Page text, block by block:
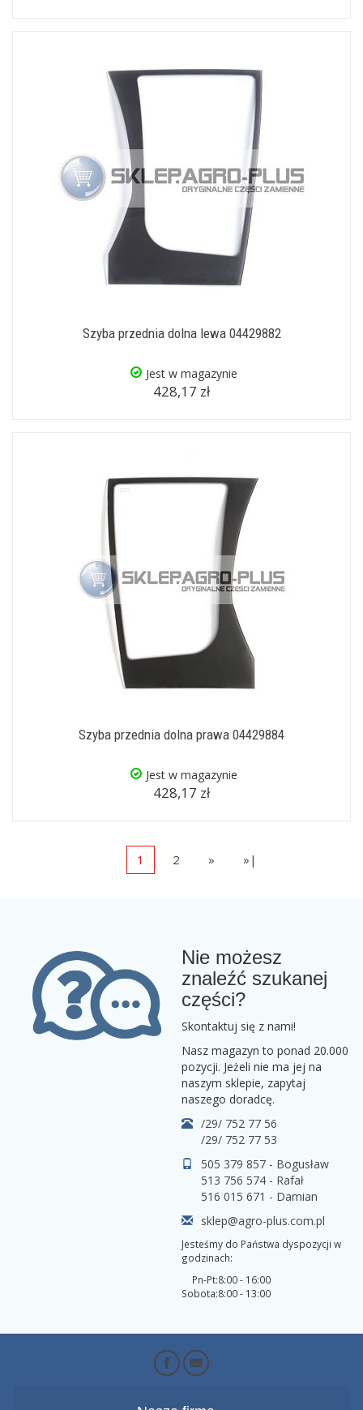
Szyba przednia dolna lewa 04429882
Jest w magazynie
428,17 zł
Szyba przednia dolna prawa 04429884
Jest w magazynie
428,17 zł
1 2 » »|
Nie możesz
znaleźć szukanej
części?
Skontaktuj się z nami!
Nasz magazyn to ponad 20.000
pozycji. Jeżeli nie ma jej na
naszym sklepie, zapytaj
naszego doradcę.
/29/ 752 77 56
/29/ 752 77 53
505 379 857 - Bogusław
513 756 574 - Rafał
516 015 671 - Damian
sklep@agro-plus.com.pl
Jesteśmy do Państwa dyspozycji w
godzinach:
Pn-Pt:
Sobota:
8:00 - 16:00
8:00 - 13:00